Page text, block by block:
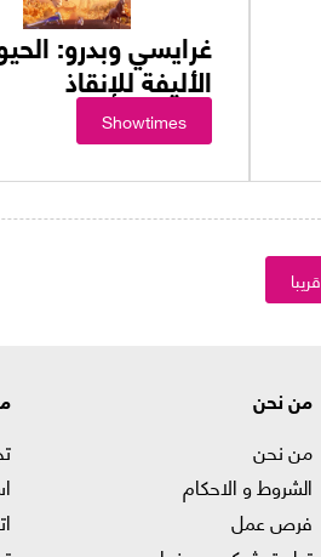
غرايسي وبدرو:
الأليفة للإنقاذ
Showtimes
قريبا
من نحن
من نحن
الشروط و الاحكام
فرص عمل